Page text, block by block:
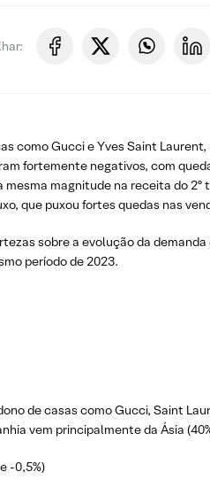
como Gucci e Yves Saint
fortemente negativos, com
magnitude na receita do
que puxou fortes quedas nas
sobre a evolução da
período de 2023.
de casas como Gucci, Saint
vem principalmente da Ásia
-0,5%)